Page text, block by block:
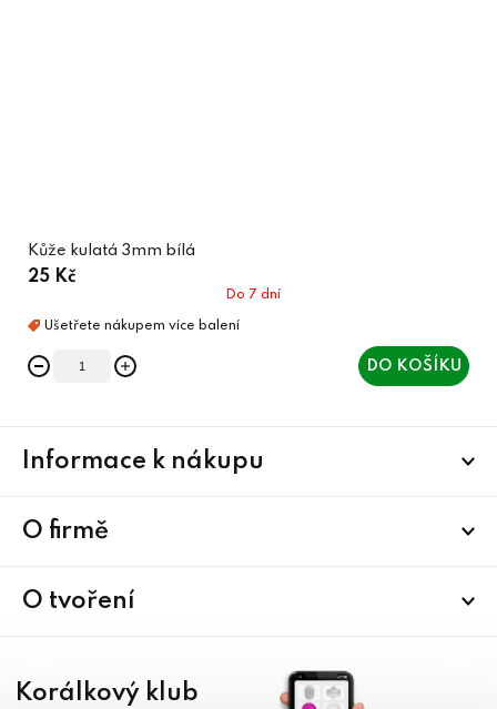
Kůže kulatá 3mm bílá
25 Kč
Do 7 dní
DO KOŠÍKU
Informace k nákupu
O firmě
O tvoření
Korálkový klub